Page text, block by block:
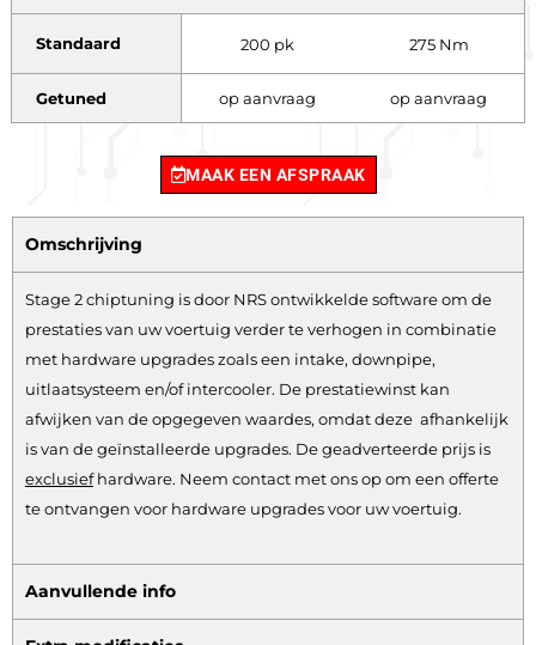
Standaard 200 pk 275 Nm
Getuned op aanvraag op aanvraag
MAAK EEN AFSPRAAK
Omschrijving
Stage 2 chiptuning is door NRS ontwikkelde software om de
prestaties van uw voertuig verder te verhogen in combinatie
met hardware upgrades zoals een intake, downpipe,
uitlaatsysteem en/of intercooler. De prestatiewinst kan
afwijken van de opgegeven waardes, omdat deze afhankelijk
is van de geïnstalleerde upgrades. De geadverteerde prijs is
exclusiefhardware. Neem contact met ons op om een offerte
te ontvangen voor hardware upgrades voor uw voertuig.
Aanvullende info